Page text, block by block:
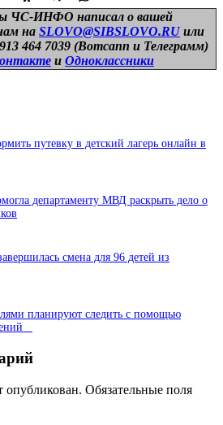
ЧС-ИНФО написал о вашей
на SLOVO@SIBSLOVO.RU или
464 7039 (Вотсапп и Телеграмм)
и Одноклассники
путевку в детский лагерь онлайн в
департаменту МВД раскрыть дело о
смена для 96 детей из
планируют следить с помощью
опубликован. Обязательные поля